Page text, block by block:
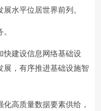
水平位居世界前列。
快建设信息网络基础设
展，有序推进基础设施智
高质量数据要素供给，